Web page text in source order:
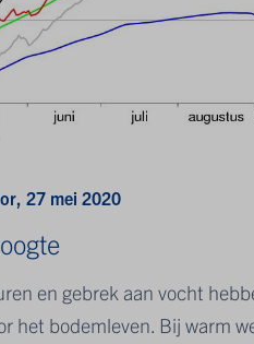
27 mei 2020
en gebrek aan vocht
het bodemleven. Bij warm